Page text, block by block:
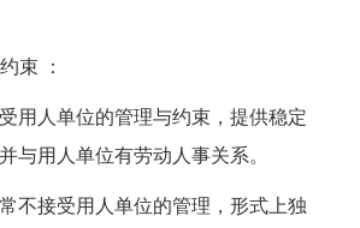
束 ：
用人单位的管理与约束，提供稳定
与用人单位有劳动人事关系。
不接受用人单位的管理，形式上独